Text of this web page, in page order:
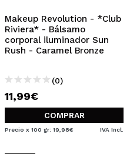
el estado de tus
anteriores.
Makeup Revolution - *Club
Riviera* - Bálsamo
corporal iluminador Sun
Rush - Caramel Bronze
(0)
11,99€
COMPRAR
Precio x 100 gr: 19,98€ IVA Incl.